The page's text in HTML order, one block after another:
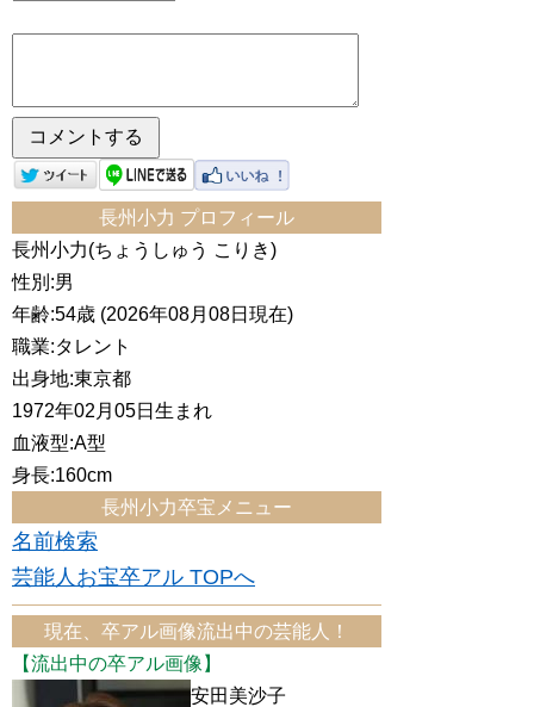
長州小力 プロフィール
長州小力(ちょうしゅう こりき)
性別:男
年齢:54歳 (2026年08月08日現在)
職業:タレント
出身地:東京都
1972年02月05日生まれ
血液型:A型
身長:160cm
長州小力卒宝メニュー
名前検索
芸能人お宝卒アル TOPへ
現在、卒アル画像流出中の芸能人！
【流出中の卒アル画像】
安田美沙子